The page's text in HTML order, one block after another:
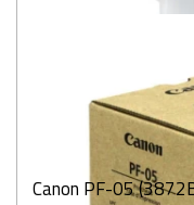
Canon PF-05